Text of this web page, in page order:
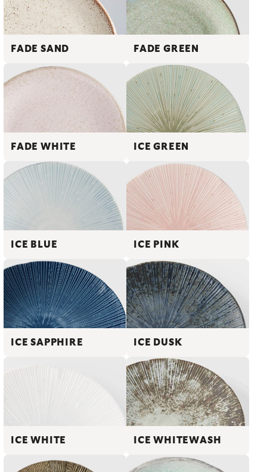
FADE SAND FADE GREEN
FADE WHITE ICE GREEN
ICE BLUE ICE PINK
ICE SAPPHIRE ICE DUSK
ICE WHITE ICE WHITEWASH